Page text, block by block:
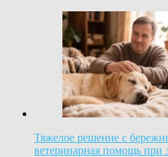
Тяжелое решение с
ветеринарная помощь при